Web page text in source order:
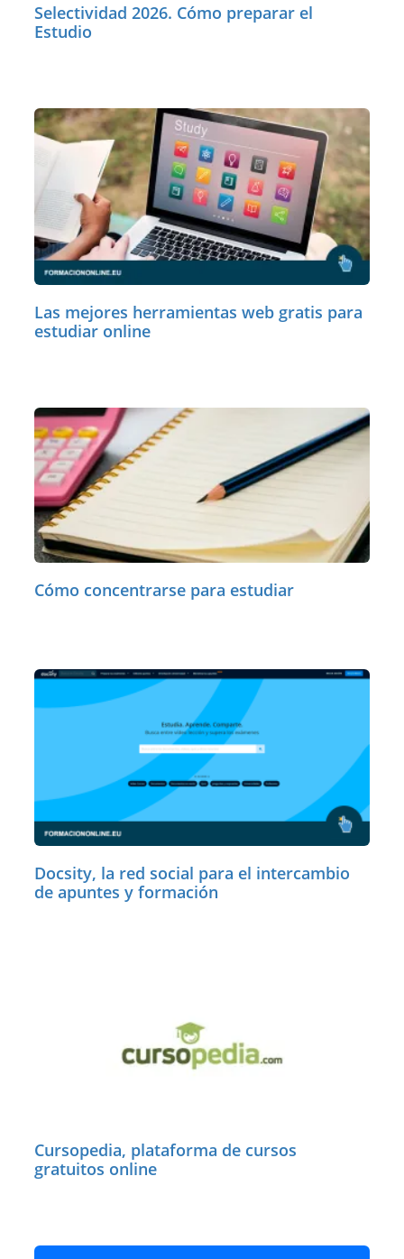
Selectividad 2026. Cómo preparar el
Estudio
Las mejores herramientas web gratis para
estudiar online
Cómo concentrarse para estudiar
Docsity, la red social para el intercambio
de apuntes y formación
Cursopedia, plataforma de cursos
gratuitos online